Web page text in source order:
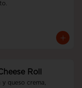
Roll
y queso crema,